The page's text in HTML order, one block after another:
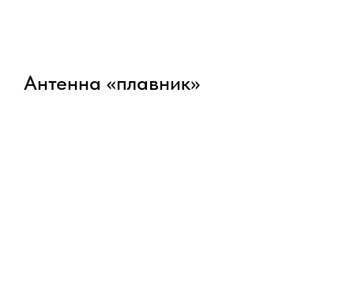
Антенна «плавник»